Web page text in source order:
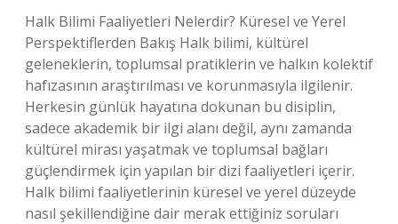
Halk Bilimi Faaliyetleri Nelerdir? Küresel ve Yerel
Perspektiflerden Bakış Halk bilimi, kültürel
geleneklerin, toplumsal pratiklerin ve halkın kolektif
hafızasının araştırılması ve korunmasıyla ilgilenir.
Herkesin günlük hayatına dokunan bu disiplin,
sadece akademik bir ilgi alanı değil, aynı zamanda
kültürel mirası yaşatmak ve toplumsal bağları
güçlendirmek için yapılan bir dizi faaliyetleri içerir.
Halk bilimi faaliyetlerinin küresel ve yerel düzeyde
nasıl şekillendiğine dair merak ettiğiniz soruları